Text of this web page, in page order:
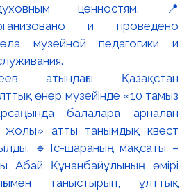
атындағы Қазақстан
өнер музейінде «10 тамыз
балаларға арналған
жолы» атты танымдық квест
🔹Іс-шараның мақсаты –
Абай Құнанбайұлының өмірі
таныстырып, ұлттық